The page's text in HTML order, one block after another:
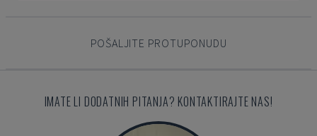
POŠALJITE PROTUPONUDU
IMATE LI DODATNIH PITANJA? KONTAKTIRAJTE NAS!